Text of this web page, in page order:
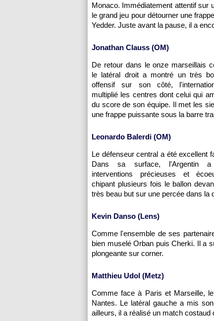
Monaco. Immédiatement attentif sur
le grand jeu pour détourner une
Yedder. Juste avant la pause, il a
Jonathan Clauss (OM)
De retour dans le onze marseillais
le latéral droit a montré un très
offensif sur son côté,
multiplié les centres dont celui qui
du score de son équipe. Il met les
une frappe puissante sous la barre
Leonardo Balerdi (OM)
Le défenseur central a été excellent
Dans sa surface, l'Argentin
interventions précieuses et
chipant plusieurs fois le ballon
très beau but sur une percée dans la
Kevin Danso (Lens)
Comme l'ensemble de ses
bien muselé Orban puis Cherki. Il a
plongeante sur corner.
Matthieu Udol (Metz)
Comme face à Paris et Marseille,
Nantes. Le latéral gauche a mis
ailleurs, il a réalisé un match costaud